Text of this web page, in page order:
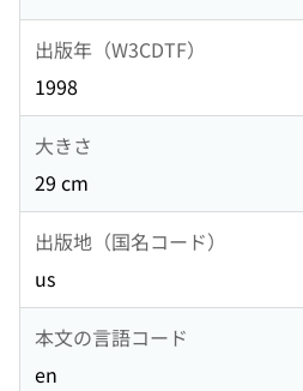
出版年（W3CDTF）
1998
大きさ
29 cm
出版地（国名コード）
us
本文の言語コード
en